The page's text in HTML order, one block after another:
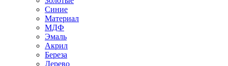
Синие
Материал
МДФ
Эмаль
Акрил
Береза
Дерево